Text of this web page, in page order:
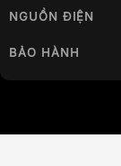
NGUỒN ĐIỆN
BẢO HÀNH